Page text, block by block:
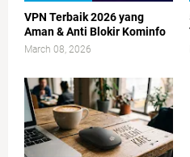
VPN Terbaik 2026 yang
Aman & Anti Blokir Kominfo
March 08, 2026